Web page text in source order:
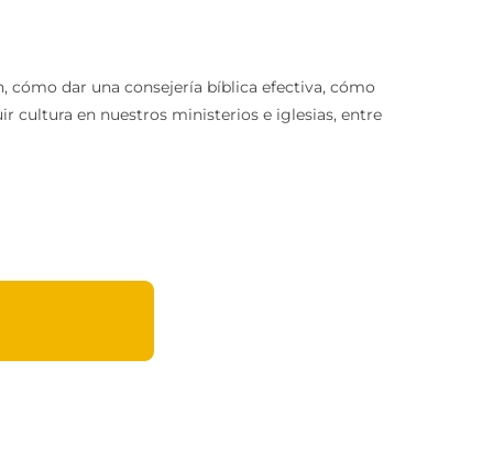
cómo dar una consejería bíblica efectiva, cómo
cultura en nuestros ministerios e iglesias, entre